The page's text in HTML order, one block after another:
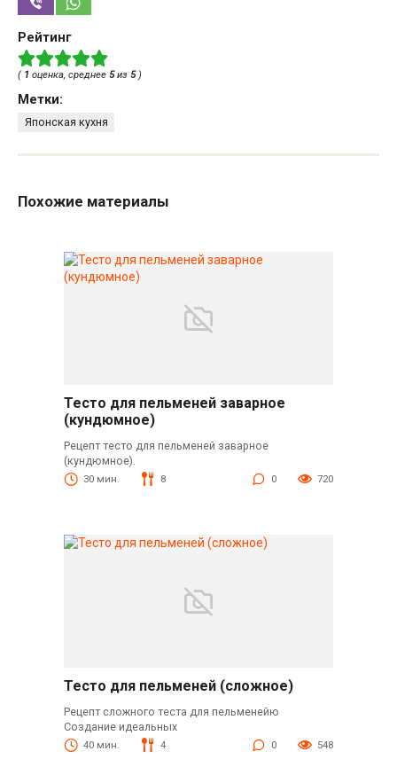
Рейтинг
( 1 оценка, среднее 5из 5)
Метки:
Японская кухня
Похожие материалы
Тесто для пельменей заварное
(кундюмное)
Рецепт тесто для пельменей заварное
(кундюмное).
30 мин. 8 0 720
Тесто для пельменей (сложное)
Рецепт сложного теста для пельменейю
Создание идеальных
40 мин. 4 0 548